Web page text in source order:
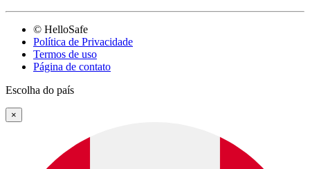
© HelloSafe
Política de Privacidade
Termos de uso
Página de contato
Escolha do país
×